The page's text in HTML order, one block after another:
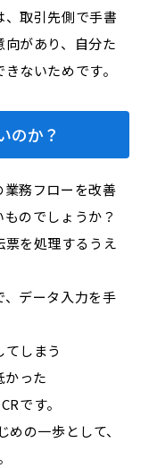
取引先側で手書
があり、自分た
ないためです。
のか？
務フローを改善
のでしょうか？
を処理するうえ
、データ入力を手
しまう
かった
です。
の一歩として、